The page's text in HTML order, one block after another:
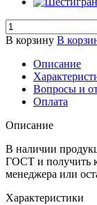
В корзину В
Описание
Вопросы и
Оплата
Описание
В наличии
ГОСТ и получить
менеджера или
Характеристики